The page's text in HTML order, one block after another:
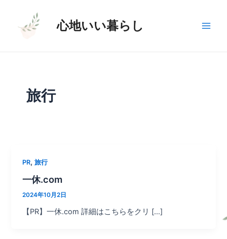
心地いい暮らし
旅行
PR,旅行
一休.com
2024年10月2日
【PR】一休.com 詳細はこちらをクリ […]